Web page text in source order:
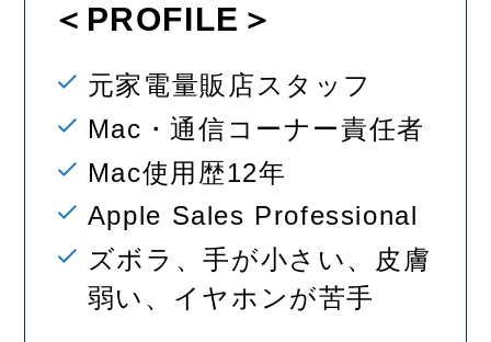
＜PROFILE＞
元家電量販店スタッフ
Mac・通信コーナー責任者
Mac使用歴12年
Apple Sales Professional
ズボラ、手が小さい、皮膚
弱い、イヤホンが苦手